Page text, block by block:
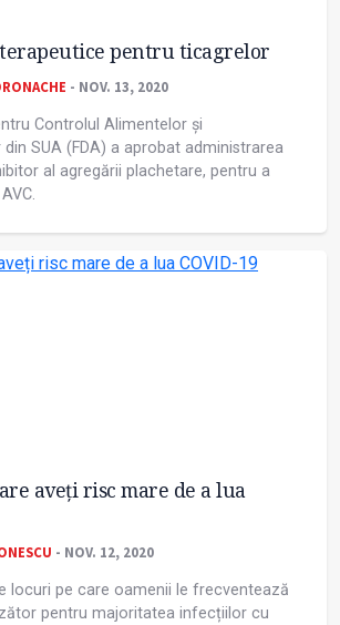
pentru ticagrelor
- NOV. 13, 2020
Controlul Alimentelor și
SUA (FDA) a aprobat administrarea
al agregării plachetare, pentru a
aveți risc mare de a lua
- NOV. 12, 2020
locuri pe care oamenii le frecventează
pentru majoritatea infecțiilor cu